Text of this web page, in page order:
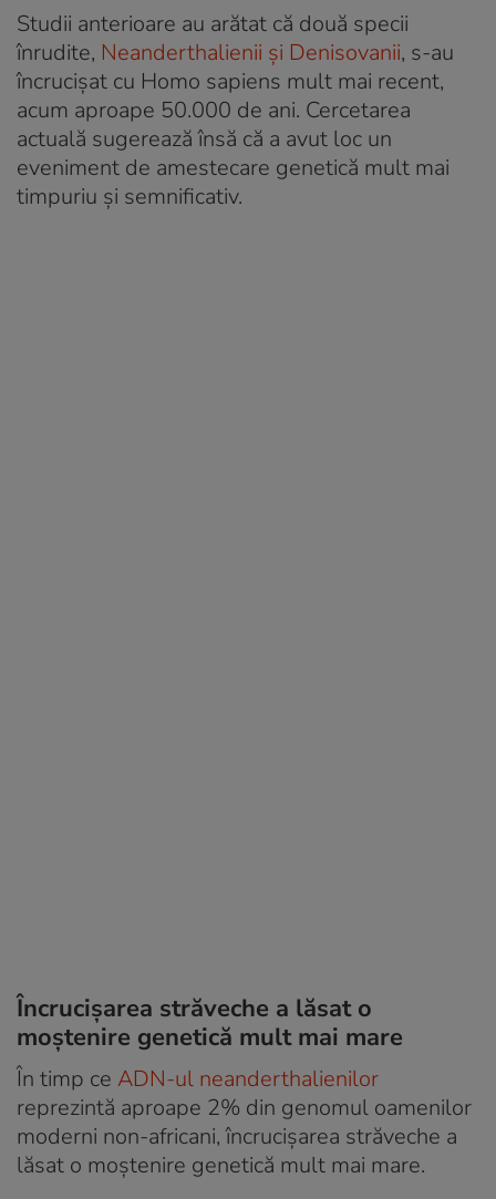
Studii anterioare au arătat că două specii
înrudite, Neanderthalienii și Denisovanii, s-au
încrucișat cu Homo sapiens mult mai recent,
acum aproape 50.000 de ani. Cercetarea
actuală sugerează însă că a avut loc un
eveniment de amestecare genetică mult mai
timpuriu și semnificativ.
Încrucișarea străveche a lăsat o
moștenire genetică mult mai mare
În timp ce ADN-ul neanderthalienilor
reprezintă aproape 2% din genomul oamenilor
moderni non-africani, încrucișarea străveche a
lăsat o moștenire genetică mult mai mare.